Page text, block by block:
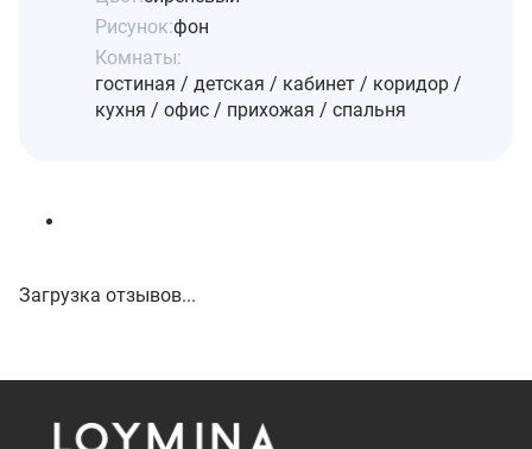
Рисунок:фон
Комнаты:
гостиная / детская / кабинет / коридор /
кухня / офис / прихожая / спальня
Загрузка отзывов...